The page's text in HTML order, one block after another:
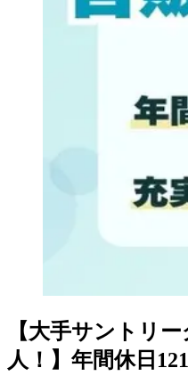
【大手サントリ
人！】年間休日